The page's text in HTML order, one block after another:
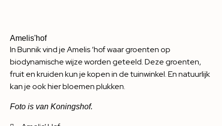
Amelis'hof
In Bunnik vind je Amelis ‘hof waar groenten op
biodynamische wijze worden geteeld. Deze groenten,
fruit en kruiden kun je kopen in de tuinwinkel. En natuurlijk
kan je ook hier bloemen plukken.
Foto is van Koningshof.